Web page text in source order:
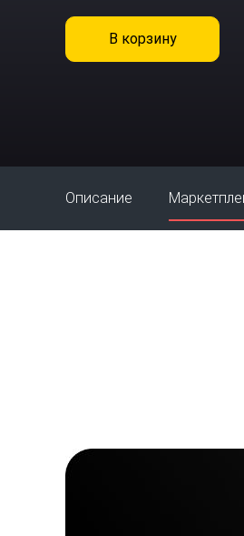
В корзину
Описание